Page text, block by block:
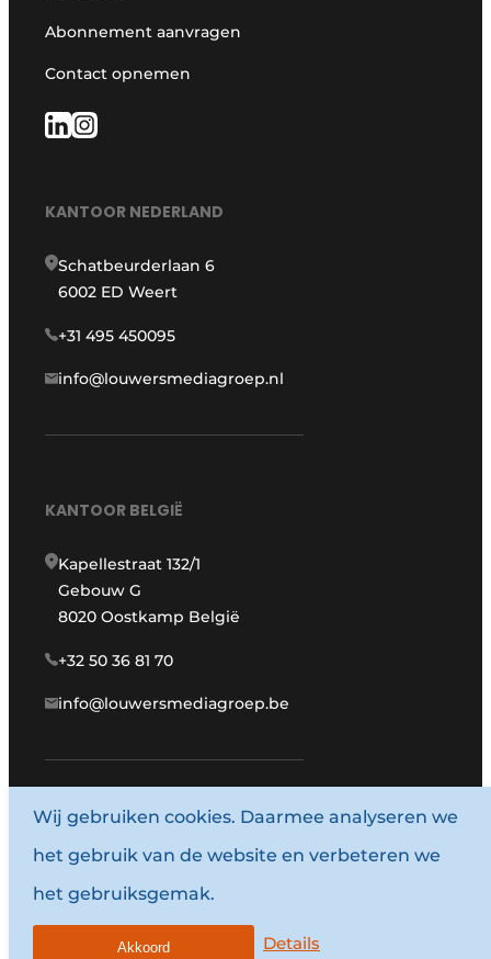
Abonnement aanvragen
Contact opnemen
KANTOOR NEDERLAND
Schatbeurderlaan 6
6002 ED Weert
+31 495 450095
info@louwersmediagroep.nl
KANTOOR BELGIË
Kapellestraat 132/1
Gebouw G
8020 Oostkamp België
+32 50 36 81 70
info@louwersmediagroep.be
www.louwersmediagroep.com
© 1987 - 2026 Louwersmediagroep.
Algemene voorwaarden
Wij gebruiken cookies. Daarmee analyseren we
het gebruik van de website en verbeteren we
het gebruiksgemak.
Details
Akkoord